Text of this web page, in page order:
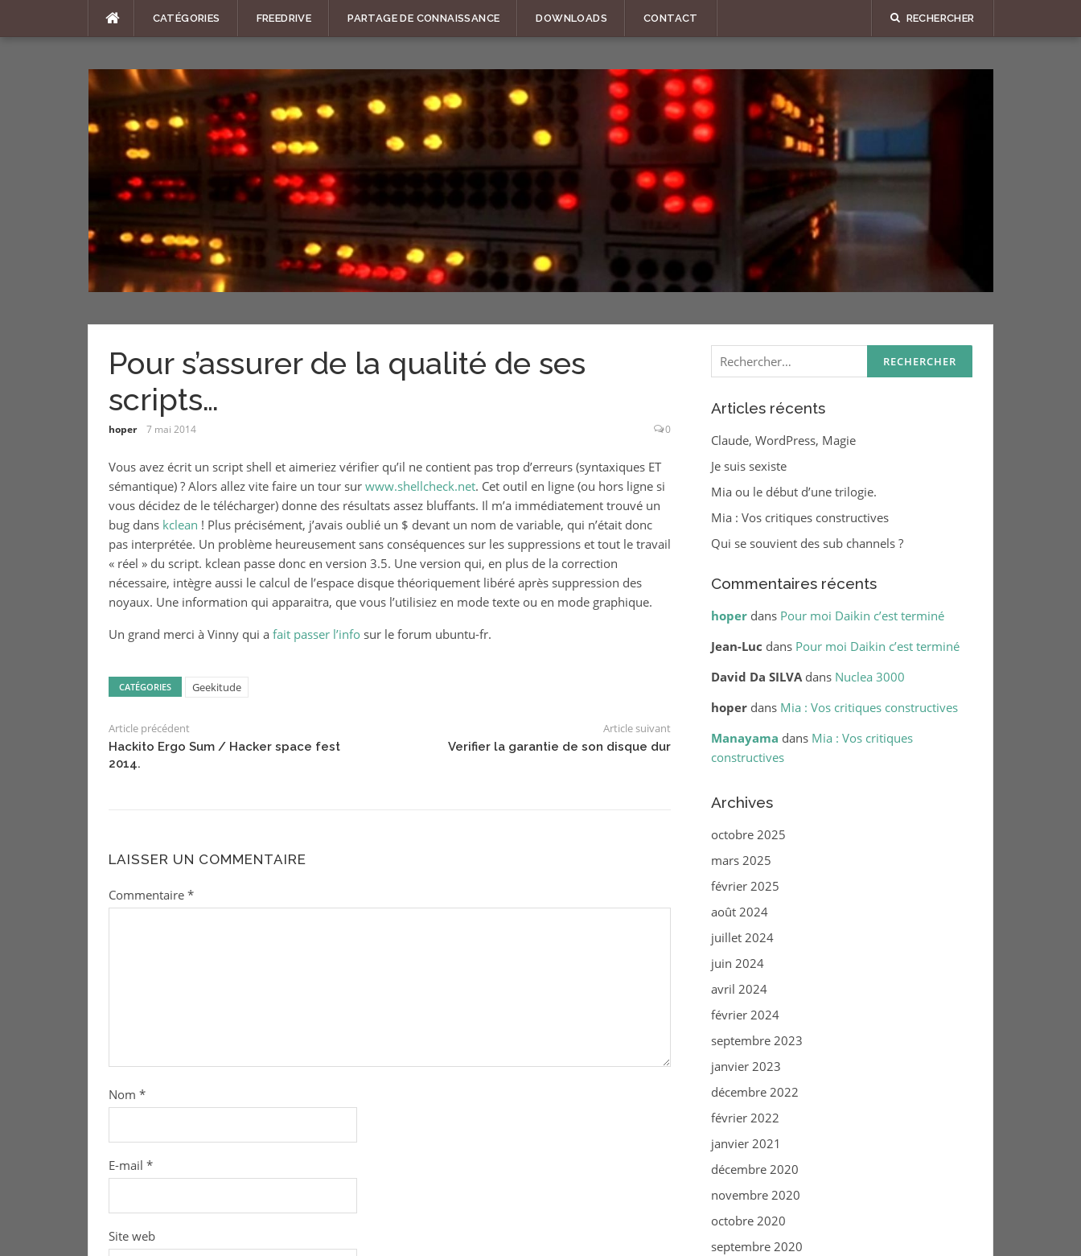
CATÉGORIES FREEDRIVE PARTAGE DE CONNAISSANCE DOWNLOADS CONTACT RECHERCHER
Pour s’assurer de la qualité de ses
scripts…
hoper 7 mai 2014 0
Vous avez écrit un script shell et aimeriez vérifier qu’il ne contient pas trop d’erreurs (syntaxiques ET
sémantique) ? Alors allez vite faire un tour sur www.shellcheck.net. Cet outil en ligne (ou hors ligne si
vous décidez de le télécharger) donne des résultats assez bluffants. Il m’a immédiatement trouvé un
bug dans kclean ! Plus précisément, j’avais oublié un $ devant un nom de variable, qui n’était donc
pas interprétée. Un problème heureusement sans conséquences sur les suppressions et tout le travail
« réel » du script. kclean passe donc en version 3.5. Une version qui, en plus de la correction
nécessaire, intègre aussi le calcul de l’espace disque théoriquement libéré après suppression des
noyaux. Une information qui apparaitra, que vous l’utilisiez en mode texte ou en mode graphique.
Un grand merci à Vinny qui a fait passer l’infosur le forum ubuntu-fr.
CATÉGORIES Geekitude
Article précédent
Hackito Ergo Sum / Hacker space fest
2014.
Article suivant
Verifier la garantie de son disque dur
LAISSER UN COMMENTAIRE
Commentaire *
Nom *
E-mail *
Site web
Rechercher :
Articles récents
Claude, WordPress, Magie
Je suis sexiste
Mia ou le début d’une trilogie.
Mia : Vos critiques constructives
Qui se souvient des sub channels ?
Commentaires récents
hoperdans Pour moi Daikin c’est terminé
Jean-Luc dans Pour moi Daikin c’est terminé
David Da SILVAdans Nuclea 3000
hoperdans Mia : Vos critiques constructives
Manayama dans Mia : Vos critiques
constructives
Archives
octobre 2025
mars 2025
février 2025
août 2024
juillet 2024
juin 2024
avril 2024
février 2024
septembre 2023
janvier 2023
décembre 2022
février 2022
janvier 2021
décembre 2020
novembre 2020
octobre 2020
septembre 2020